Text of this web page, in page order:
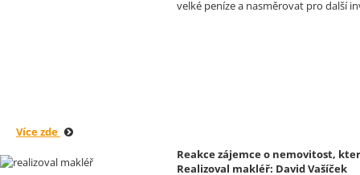
velké peníze a nasměrovat pro další
Více zde
Reakce zájemce o nemovitost,
Realizoval makléř: David Vašíček